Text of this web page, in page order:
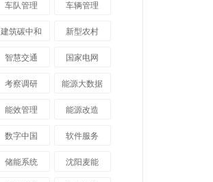
车队管理 车辆管理
建筑碳中和 新型农村
智慧交通 国家电网
考察调研 能源大数据
能效管理 能源改造
数字中国 软件服务
储能系统 沈阳麦能